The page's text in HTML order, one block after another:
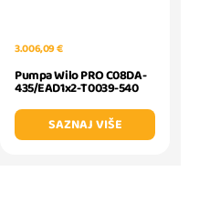
3.006,09 €
Pumpa Wilo PRO C08DA-
435/EAD1x2-T0039-540
SAZNAJ VIŠE